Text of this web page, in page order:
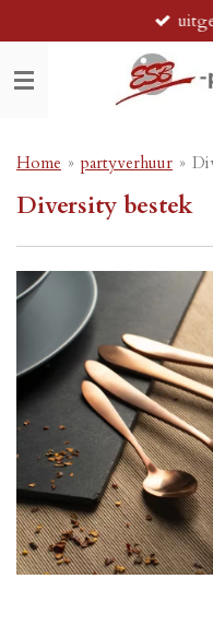
direct
naar
de
Home » partyverhuur »
Diversity bestek